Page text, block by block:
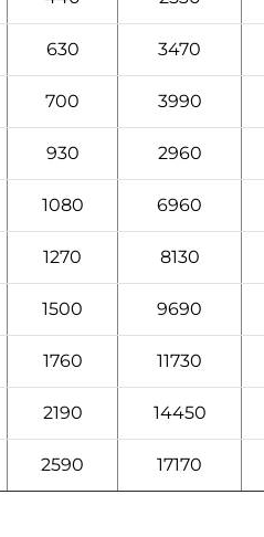
630 3470
700 3990
930 2960
1080 6960
1270 8130
1500 9690
1760 11730
2190 14450
2590 17170